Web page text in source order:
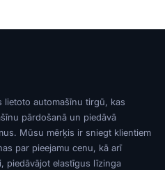
lietoto automašīnu tirgū, kas
pārdošanā un piedāvā
Mūsu mērķis ir sniegt klientiem
par pieejamu cenu, kā arī
piedāvājot elastīgus līzinga